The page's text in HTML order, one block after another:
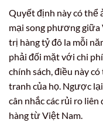
Quyết định này có thể
mại song phương giữa
trị hàng tỷ đô la mỗi
phải đối mặt với chi
chính sách, điều này
tranh của họ. Ngược
cân nhắc các rủi ro
hàng từ Việt Nam.